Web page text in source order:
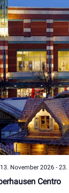
Centro
13. November 2026- 23.